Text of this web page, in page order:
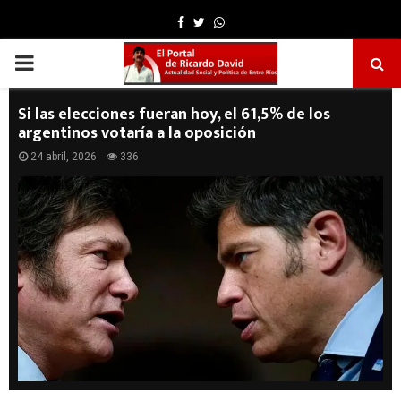
Facebook
TwitterWhatsapp
PRIMARY
MENU
Si las elecciones fueran hoy, el 61,5% de los
argentinos votaría a la oposición
24 abril, 2026 336